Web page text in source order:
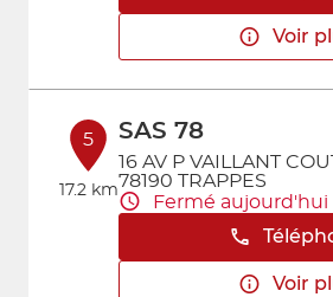
Voir
5
17.2 km
SAS 78
16 AV P VAILLANT
78190 TRAPPES
Fermé aujourd'hui
Voir